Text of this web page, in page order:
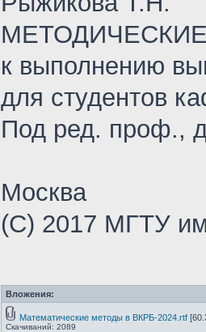
к выполнению
для студентов
Под ред. проф.,
Москва
(С) 2017 МГТУ
Вложения:
Математические методы в ВКРБ-2024.rtf
Скачиваний: 2089